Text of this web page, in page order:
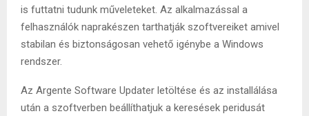
is futtatni tudunk műveleteket. Az alkalmazással a
felhasználók naprakészen tarthatják szoftvereiket amivel
stabilan és biztonságosan vehető igénybe a Windows
rendszer.
Az Argente Software Updater letöltése és az installálása
után a szoftverben beállíthatjuk a keresések peridusát